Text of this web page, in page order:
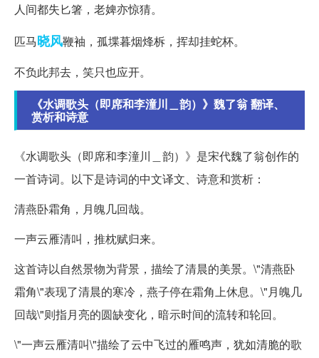
人间都失匕箸，老婢亦惊猜。
匹马晓风鞭袖，孤堞暮烟烽柝，挥却挂蛇杯。
不负此邦去，笑只也应开。
《水调歌头（即席和李潼川＿韵）》魏了翁 翻译、
赏析和诗意
《水调歌头（即席和李潼川＿韵）》是宋代魏了翁创作的
一首诗词。以下是诗词的中文译文、诗意和赏析：
清燕卧霜角，月魄几回哉。
一声云雁清叫，推枕赋归来。
这首诗以自然景物为背景，描绘了清晨的美景。\"清燕卧
霜角\"表现了清晨的寒冷，燕子停在霜角上休息。\"月魄几
回哉\"则指月亮的圆缺变化，暗示时间的流转和轮回。
\"一声云雁清叫\"描绘了云中飞过的雁鸣声，犹如清脆的歌